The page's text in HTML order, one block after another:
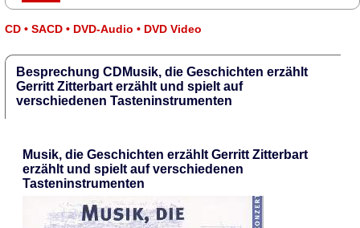
CD • SACD • DVD-Audio • DVD Video
Besprechung CDMusik, die Geschichten erzählt
Gerritt Zitterbart erzählt und spielt auf
verschiedenen Tasteninstrumenten
Musik, die Geschichten erzählt Gerritt Zitterbart
erzählt und spielt auf verschiedenen
Tasteninstrumenten